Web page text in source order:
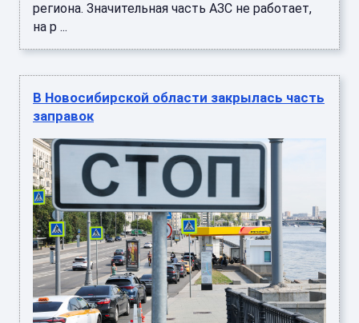
региона. Значительная часть АЗС не работает,
на р ...
В Новосибирской области закрылась часть
заправок